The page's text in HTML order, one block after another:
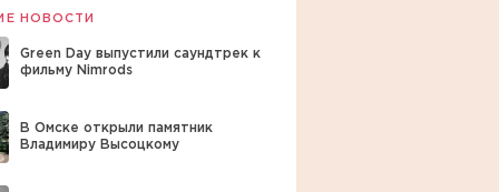
НОВОСТИ
Green Day выпустили саундтрек к
фильму Nimrods
В Омске открыли памятник
Владимиру Высоцкому